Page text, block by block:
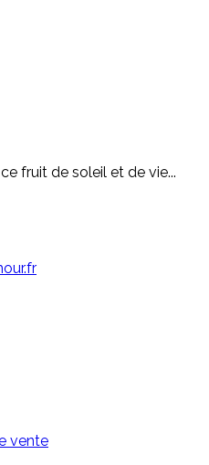
fruit de soleil et de vie...
vente